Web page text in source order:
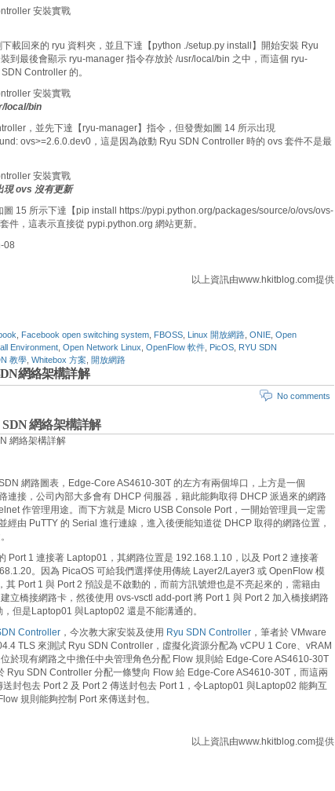
載回來的 ryu 資料夾，並且下達【python ./setup.py install】開始安裝 Ryu
到最後會顯示 ryu-manager 指令存放於 /usr/local/bin 之中，而這個 ryu-
Controller 的。
local/bin
，並先下達【ryu-manager】指令，但發覺如圖 14 所示出現
ovs>=2.6.0.dev0，這是因為啟動 Ryu SDN Controller 時的 ovs 套件不是最
現 ovs 沒有更新
15 所示下達【pip install https://pypi.python.org/packages/source/o/ovs/ovs-
件，這表示直接從 pypi.python.org 網站更新。
以上資訊由www.hkitblog.com提供
Facebook open switching system FBOSS Linux 開放網路 ONIE Open
Environment Open Network Linux OpenFlow 軟件 PicOS RYU SDN
教學 Whitebox 方案 開放網路
網絡架構詳解
No comments
網絡架構詳解
網路圖表，Edge-Core AS4610-30T 的左方有兩個埠口，上方是一個
連接，公司內部大多會有 DHCP 伺服器，籍此能夠取得 DHCP 派過來的網路
作管理用途。而下方就是 Micro USB Console Port，一開始管理員一定需
經由 PuTTY 的 Serial 進行連線，進入後便能知道從 DHCP 取得的網路位置，
Port 1 連接著 Laptop01，其網路位置是 192.168.1.10，以及 Port 2 連接著
。因為 PicaOS 可給我們選擇使用傳統 Layer2/Layer3 或 OpenFlow 模
其 Port 1 與 Port 2 預設是不啟動的，而前方訊號燈也是不亮起來的，需籍由
立橋接網路卡，然後使用 ovs-vsctl add-port 將 Port 1 與 Port 2 加入橋接網路
但是Laptop01 與Laptop02 還是不能溝通的。
Controller ，今次教大家安裝及使用 Ryu SDN Controller ，筆者於 VMware
TLS 來測試 Ryu SDN Controller，虛擬化資源分配為 vCPU 1 Core、vRAM
於現有網路之中擔任中央管理角色分配 Flow 規則給 Edge-Core AS4610-30T
Ryu SDN Controller 分配一條雙向 Flow 給 Edge-Core AS4610-30T，而這兩
封包去 Port 2 及 Port 2 傳送封包去 Port 1，令Laptop01 與Laptop02 能夠互
規則能夠控制 Port 來傳送封包。
以上資訊由www.hkitblog.com提供